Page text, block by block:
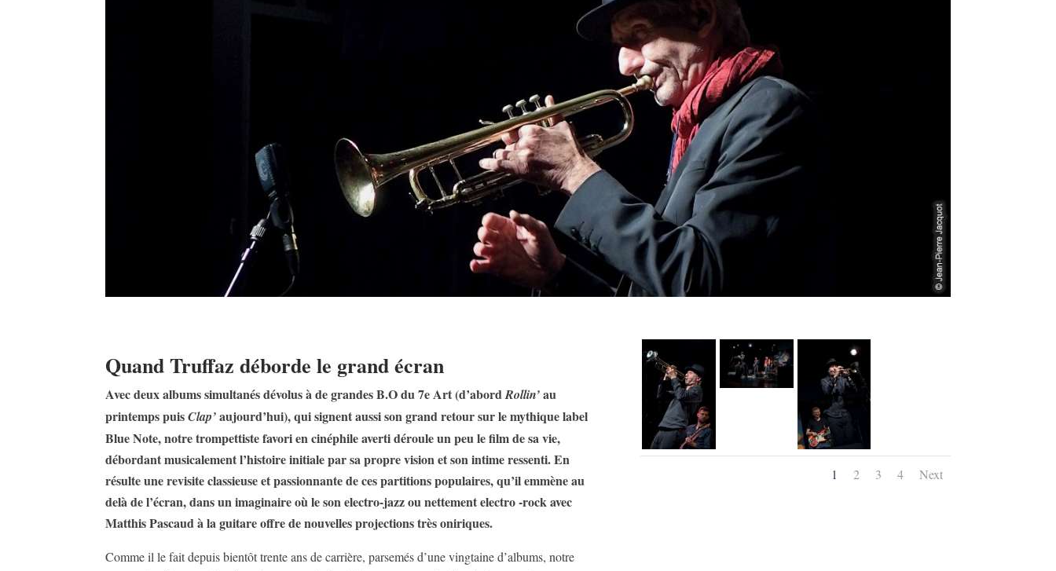
Quand Truffaz déborde le grand écran
Avec deux albums simultanés dévolus à de grandes B.O du 7e Art (d’abordRollin’au
printemps puisClap’aujourd’hui), qui signent aussi son grand retour sur le mythique label
Blue Note, notre trompettiste favori en cinéphile averti déroule un peu le film de sa vie,
débordant musicalement l’histoire initiale par sa propre vision et son intime ressenti. En
résulte une revisite classieuse et passionnante de ces partitions populaires, qu’il emmène au
delà de l’écran, dans un imaginaire où le son electro-jazz ou nettement electro -rock avec
Matthis Pascaud à la guitare offre de nouvelles projections très oniriques.
Comme il le fait depuis bientôt trente ans de carrière, parsemés d’une vingtaine d’albums, notre
1 2 3 4 Next